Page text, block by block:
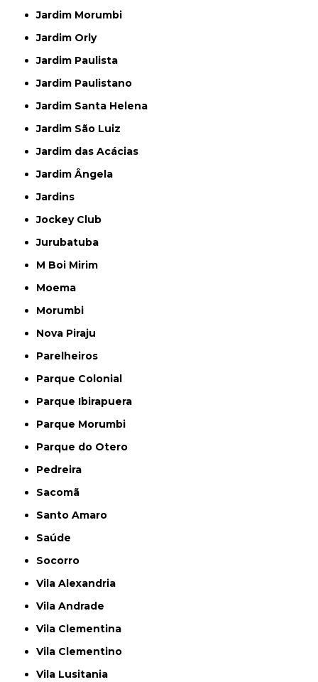
Jardim Morumbi
Jardim Orly
Jardim Paulista
Jardim Paulistano
Jardim Santa Helena
Jardim São Luiz
Jardim das Acácias
Jardim Ângela
Jardins
Jockey Club
Jurubatuba
M Boi Mirim
Moema
Morumbi
Nova Piraju
Parelheiros
Parque Colonial
Parque Ibirapuera
Parque Morumbi
Parque do Otero
Pedreira
Sacomã
Santo Amaro
Saúde
Socorro
Vila Alexandria
Vila Andrade
Vila Clementina
Vila Clementino
Vila Lusitania